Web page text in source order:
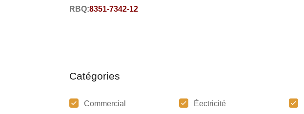
RBQ:8351-7342-12
Catégories
Commercial Éectricité